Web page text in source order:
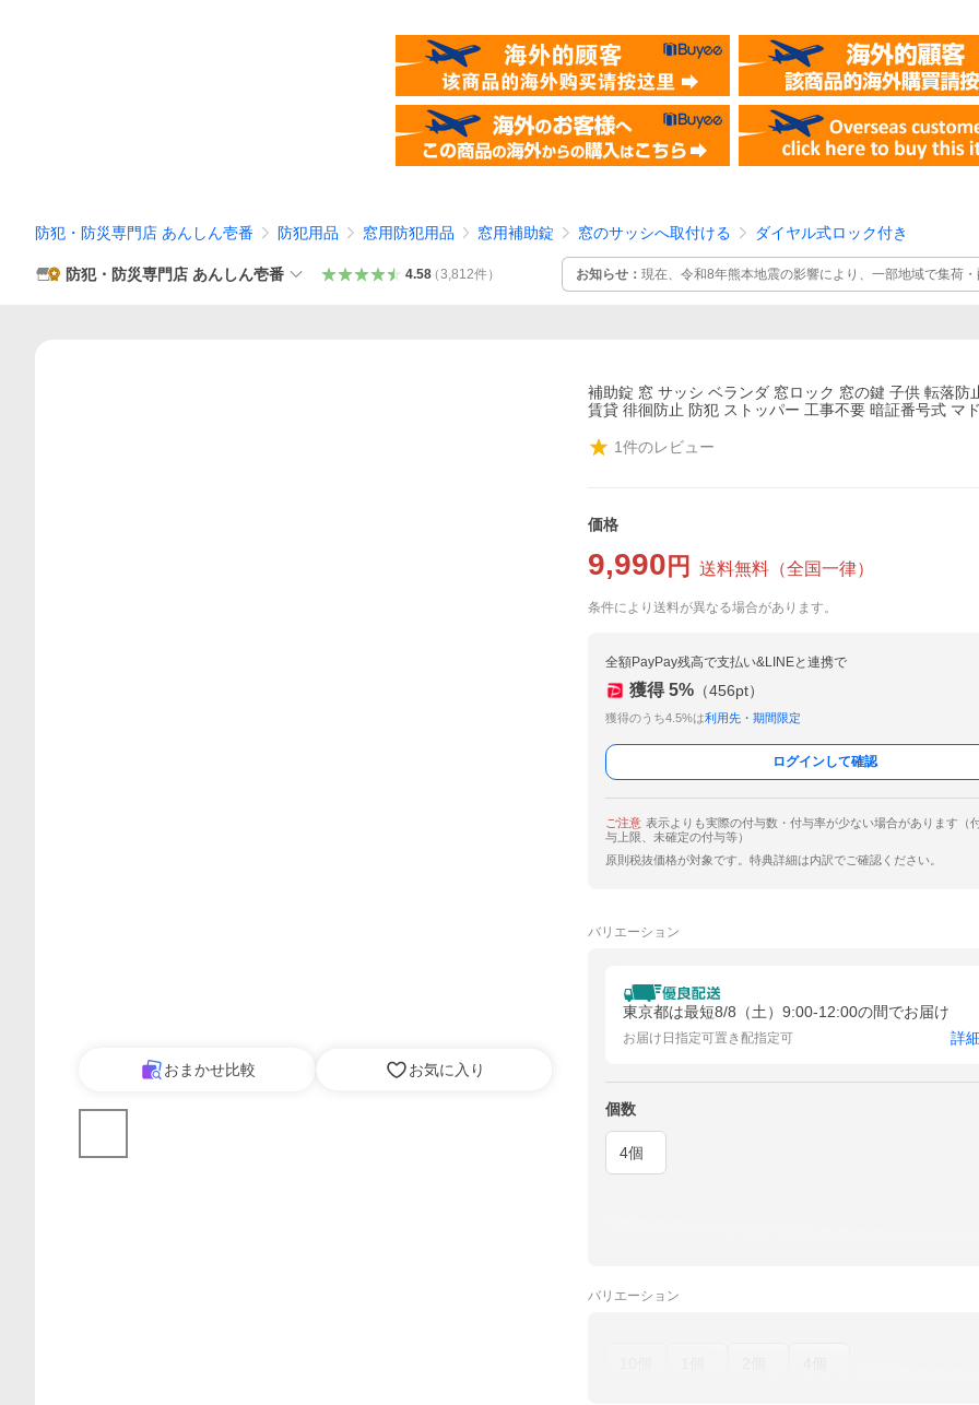
防犯・防災専門店 あんしん壱番 防犯用品 窓用防犯用品 窓用補助錠 窓のサッシへ取付ける ダイヤル式ロック付き
防犯・防災専門店 あんしん壱番 4.58（3,812件） お知らせ： 現在、令和8年熊本地震の影響により、一部地域で集荷
ります。 また、一部商品の入荷遅延により、表記納期よりお時間を
おまかせ比較 お気に入り
補助錠 窓 サッシ ベランダ 窓ロック 窓の鍵 子供 転落防
賃貸 徘徊防止 防犯 ストッパー 工事不要 暗証番号式 マ
1件のレビュー
価格
9,990 円 送料無料 （全国一律）
条件により送料が異なる場合があります。
全額PayPay残高で支払い&LINEと連携で
獲得 5% （456pt）
獲得のうち4.5%は利用先・期間限定
ログインして確認
ご注意 表示よりも実際の付与数・付与率が少ない場合があります（
与上限、未確定の付与等）
原則税抜価格が対象です。特典詳細は内訳でご確認ください。
バリエーション
東京都は最短8/8（土）9:00-12:00の間でお届け
お届け日指定可置き配指定可 詳
個数
4個
バリエーション